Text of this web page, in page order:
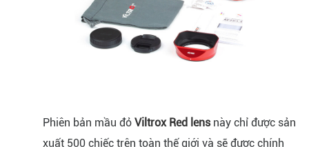
Phiên bản mầu đỏ Viltrox Red lensnày chỉ được sản
xuất 500 chiếc trên toàn thế giới và sẽ được chính